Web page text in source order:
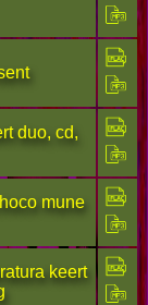
duo, cd,
mune
keert